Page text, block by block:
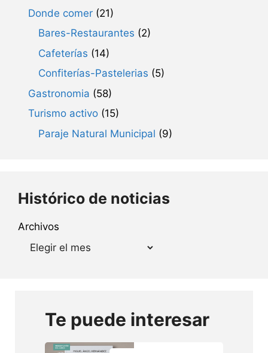
Donde comer (21)
Bares-Restaurantes (2)
Cafeterías (14)
Confiterías-Pastelerias (5)
Gastronomia (58)
Turismo activo (15)
Paraje Natural Municipal (9)
Histórico de noticias
Archivos
Te puede interesar